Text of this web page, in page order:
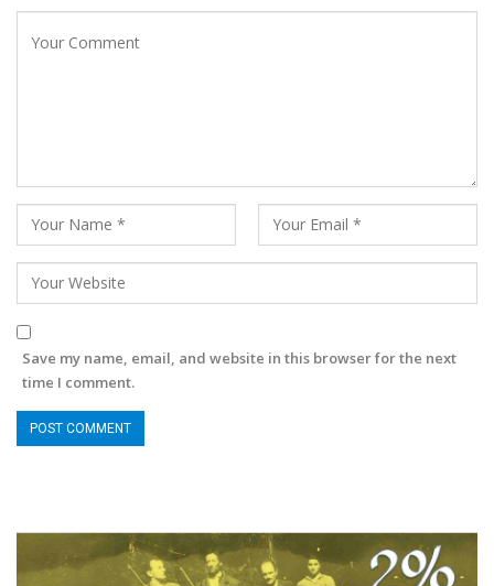
Save my name, email, and website in this browser for the next
time I comment.